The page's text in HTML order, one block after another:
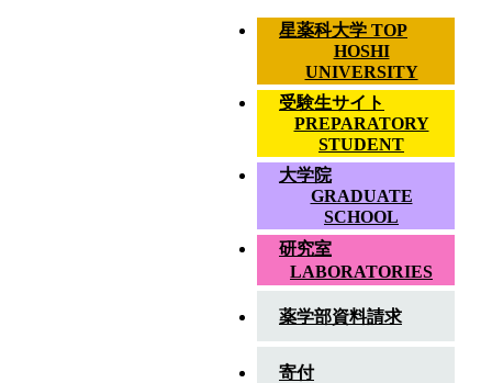
星薬科大学 TOP
HOSHI
UNIVERSITY
受験生サイト
PREPARATORY
STUDENT
大学院
GRADUATE
SCHOOL
研究室
LABORATORIES
薬学部資料請求
寄付